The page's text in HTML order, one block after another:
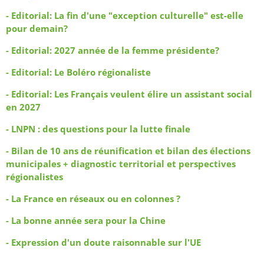
- Editorial: La fin d'une "exception culturelle" est-elle
pour demain?
- Editorial: 2027 année de la femme présidente?
- Editorial: Le Boléro régionaliste
- Editorial: Les Français veulent élire un assistant social
en 2027
- LNPN : des questions pour la lutte finale
- Bilan de 10 ans de réunification et bilan des élections
municipales + diagnostic territorial et perspectives
régionalistes
- La France en réseaux ou en colonnes ?
- La bonne année sera pour la Chine
- Expression d'un doute raisonnable sur l'UE